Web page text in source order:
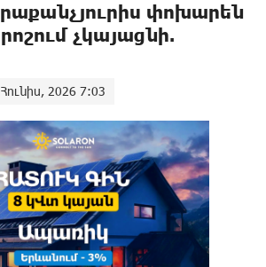
փոխարեն
չկայացնի.
2026 7:03